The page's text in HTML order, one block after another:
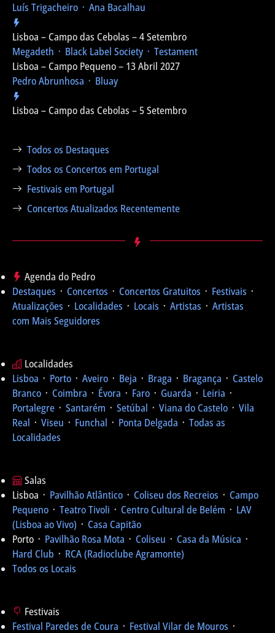
Luís Trigacheiro ᛫ Ana Bacalhau
Lisboa – Campo das Cebolas – 4 Setembro
Megadeth ᛫ Black Label Society ᛫ Testament
Lisboa – Campo Pequeno – 13 Abril 2027
Pedro Abrunhosa ᛫ Bluay
Lisboa – Campo das Cebolas – 5 Setembro
Todos os Destaques
Todos os Concertos em Portugal
Festivais em Portugal
Concertos Atualizados Recentemente
Agenda do Pedro
Destaques ᛫ Concertos ᛫ Concertos Gratuitos ᛫ Festivais ᛫
Atualizações ᛫ Localidades ᛫ Locais ᛫ Artistas ᛫ Artistas
com Mais Seguidores
Localidades
Lisboa ᛫ Porto ᛫ Aveiro ᛫ Beja ᛫ Braga ᛫ Bragança ᛫ Castelo
Branco ᛫ Coimbra ᛫ Évora ᛫ Faro ᛫ Guarda ᛫ Leiria ᛫
Portalegre ᛫ Santarém ᛫ Setúbal ᛫ Viana do Castelo ᛫ Vila
Real ᛫ Viseu ᛫ Funchal ᛫ Ponta Delgada ᛫ Todas as
Localidades
Salas
Lisboa ᛫ Pavilhão Atlântico ᛫ Coliseu dos Recreios ᛫ Campo
Pequeno ᛫ Teatro Tivoli ᛫ Centro Cultural de Belém ᛫ LAV
(Lisboa ao Vivo) ᛫ Casa Capitão
Porto ᛫ Pavilhão Rosa Mota ᛫ Coliseu ᛫ Casa da Música ᛫
Hard Club ᛫ RCA (Radioclube Agramonte)
Todos os Locais
Festivais
Festival Paredes de Coura ᛫ Festival Vilar de Mouros ᛫